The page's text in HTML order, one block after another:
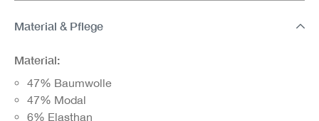
Material & Pflege
Material:
47% Baumwolle
47% Modal
6% Elasthan